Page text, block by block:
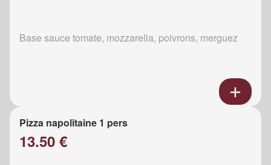
Base sauce tomate, mozzarella, poivrons, merguez
Pizza napolitaine 1 pers
13.50 €